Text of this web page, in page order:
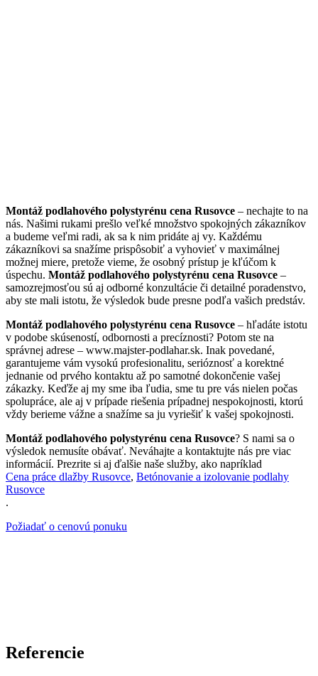
Montáž podlahového polystyrénu cena Rusovce – nechajte to na
nás. Našimi rukami prešlo veľké množstvo spokojných zákazníkov
a budeme veľmi radi, ak sa k nim pridáte aj vy. Každému
zákazníkovi sa snažíme prispôsobiť a vyhovieť v maximálnej
možnej miere, pretože vieme, že osobný prístup je kľúčom k
úspechu. Montáž podlahového polystyrénu cena Rusovce –
samozrejmosťou sú aj odborné konzultácie či detailné poradenstvo,
aby ste mali istotu, že výsledok bude presne podľa vašich predstáv.
Montáž podlahového polystyrénu cena Rusovce – hľadáte istotu
v podobe skúseností, odbornosti a precíznosti? Potom ste na
správnej adrese – www.majster-podlahar.sk. Inak povedané,
garantujeme vám vysokú profesionalitu, serióznosť a korektné
jednanie od prvého kontaktu až po samotné dokončenie vašej
zákazky. Keďže aj my sme iba ľudia, sme tu pre vás nielen počas
spolupráce, ale aj v prípade riešenia prípadnej nespokojnosti, ktorú
vždy berieme vážne a snažíme sa ju vyriešiť k vašej spokojnosti.
Montáž podlahového polystyrénu cena Rusovce? S nami sa o
výsledok nemusíte obávať. Neváhajte a kontaktujte nás pre viac
informácií. Prezrite si aj ďalšie naše služby, ako napríklad
Cena práce dlažby Rusovce, Betónovanie a izolovanie podlahy
Rusovce
.
Požiadať o cenovú ponuku
Referencie